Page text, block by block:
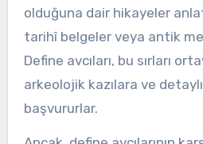
olduğuna dair hikayeler
tarihî belgeler veya antik
Define avcıları, bu sırları
arkeolojik kazılara ve
başvururlar.